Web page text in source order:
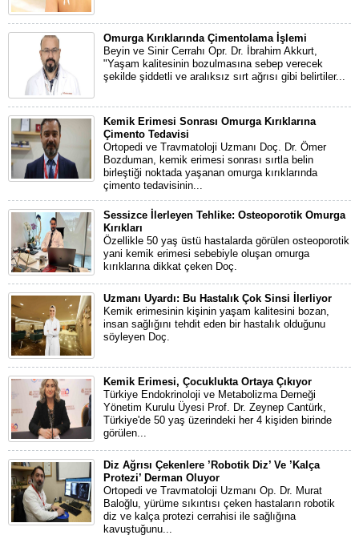
Omurga Kırıklarında Çimentolama İşlemi
Beyin ve Sinir Cerrahı Opr. Dr. İbrahim Akkurt,
"Yaşam kalitesinin bozulmasına sebep verecek
şekilde şiddetli ve aralıksız sırt ağrısı gibi belirtiler...
Kemik Erimesi Sonrası Omurga Kırıklarına
Çimento Tedavisi
Ortopedi ve Travmatoloji Uzmanı Doç. Dr. Ömer
Bozduman, kemik erimesi sonrası sırtla belin
birleştiği noktada yaşanan omurga kırıklarında
çimento tedavisinin...
Sessizce İlerleyen Tehlike: Osteoporotik Omurga
Kırıkları
Özellikle 50 yaş üstü hastalarda görülen osteoporotik
yani kemik erimesi sebebiyle oluşan omurga
kırıklarına dikkat çeken Doç.
Uzmanı Uyardı: Bu Hastalık Çok Sinsi İlerliyor
Kemik erimesinin kişinin yaşam kalitesini bozan,
insan sağlığını tehdit eden bir hastalık olduğunu
söyleyen Doç.
Kemik Erimesi, Çocuklukta Ortaya Çıkıyor
Türkiye Endokrinoloji ve Metabolizma Derneği
Yönetim Kurulu Üyesi Prof. Dr. Zeynep Cantürk,
Türkiye'de 50 yaş üzerindeki her 4 kişiden birinde
görülen...
Diz Ağrısı Çekenlere ’Robotik Diz’ Ve ’Kalça
Protezi’ Derman Oluyor
Ortopedi ve Travmatoloji Uzmanı Op. Dr. Murat
Baloğlu, yürüme sıkıntısı çeken hastaların robotik
diz ve kalça protezi cerrahisi ile sağlığına
kavuştuğunu...